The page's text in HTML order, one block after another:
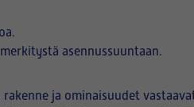
asennussuuntaan.
ja ominaisuudet